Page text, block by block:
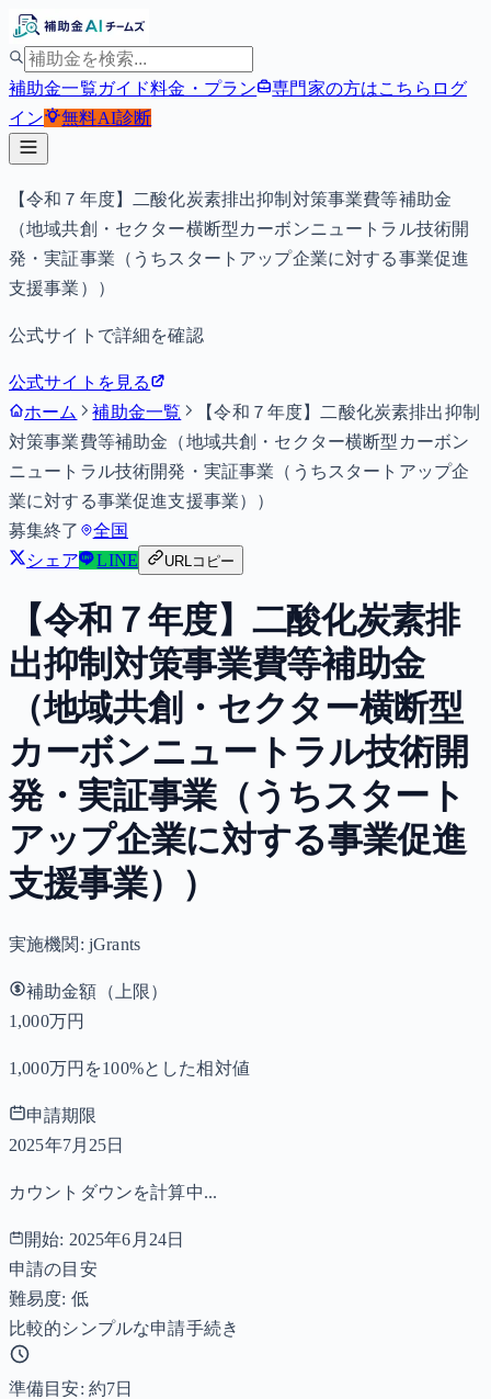
補助金一覧ガイド料金・プラン 専門家の方はこちら ログ
イン
無料AI診断
【令和７年度】二酸化炭素排出抑制対策事業費等補助金
（地域共創・セクター横断型カーボンニュートラル技術開
発・実証事業（うちスタートアップ企業に対する事業促進
支援事業））
公式サイトで詳細を確認
公式サイトを見る
ホーム
補助金一覧
【令和７年度】二酸化炭素排出抑制
対策事業費等補助金（地域共創・セクター横断型カーボン
ニュートラル技術開発・実証事業（うちスタートアップ企
業に対する事業促進支援事業））
募集終了
全国
シェア
LINE URLコピー
【令和７年度】二酸化炭素排
出抑制対策事業費等補助金
（地域共創・セクター横断型
カーボンニュートラル技術開
発・実証事業（うちスタート
アップ企業に対する事業促進
支援事業））
実施機関: jGrants
補助金額（上限）
1,000万円
1,000万円を100%とした相対値
申請期限
2025年7月25日
カウントダウンを計算中...
開始: 2025年6月24日
申請の目安
難易度: 低
比較的シンプルな申請手続き
準備目安: 約7日